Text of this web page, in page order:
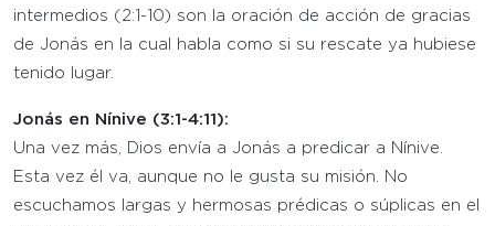
intermedios (2:1-10) son la oración de acción de gracias
de Jonás en la cual habla como si su rescate ya hubiese
tenido lugar.
Jonás en Nínive (3:1-4:11):
Una vez más, Dios envía a Jonás a predicar a Nínive.
Esta vez él va, aunque no le gusta su misión. No
escuchamos largas y hermosas prédicas o súplicas en el